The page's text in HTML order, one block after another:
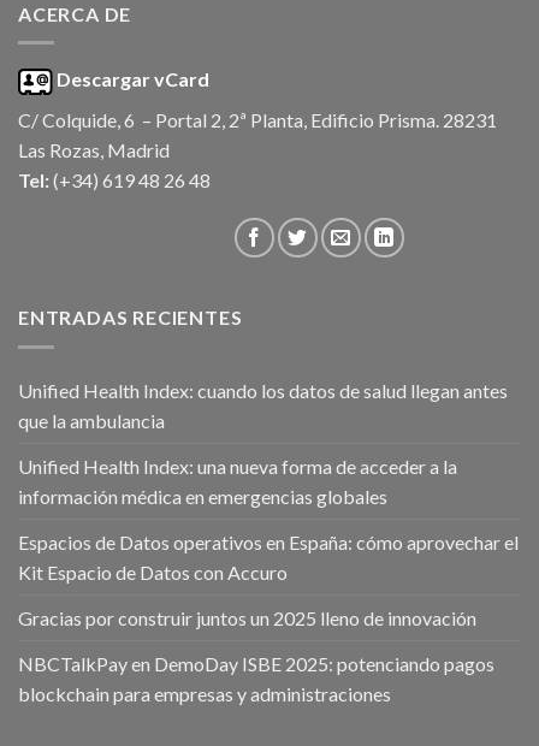
ACERCA DE
Descargar vCard
C/ Colquide, 6 – Portal 2, 2ª Planta, Edificio Prisma. 28231
Las Rozas, Madrid
Tel: (+34) 619 48 26 48
ENTRADAS RECIENTES
Unified Health Index: cuando los datos de salud llegan antes
que la ambulancia
Unified Health Index: una nueva forma de acceder a la
información médica en emergencias globales
Espacios de Datos operativos en España: cómo aprovechar el
Kit Espacio de Datos con Accuro
Gracias por construir juntos un 2025 lleno de innovación
NBCTalkPay en DemoDay ISBE 2025: potenciando pagos
blockchain para empresas y administraciones